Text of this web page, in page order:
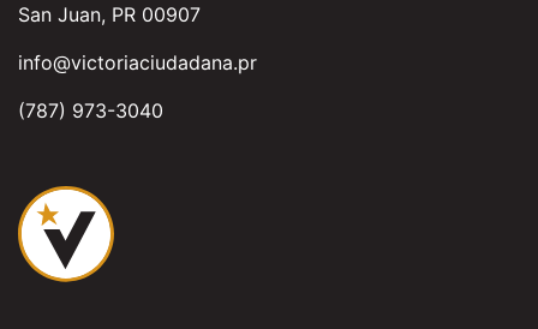
San Juan, PR 00907
info@victoriaciudadana.pr
(787) 973-3040